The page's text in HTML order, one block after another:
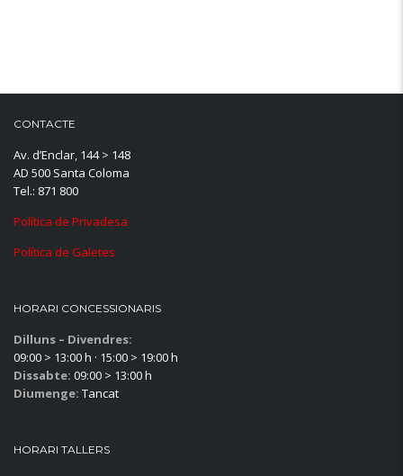
CONTACTE
Av. d’Enclar, 144 > 148
AD 500 Santa Coloma
Tel.: 871 800
Política de Privadesa
Política de Galetes
HORARI CONCESSIONARIS
Dilluns – Divendres:
09:00 > 13:00 h · 15:00 > 19:00 h
Dissabte: 09:00 > 13:00 h
Diumenge: Tancat
HORARI TALLERS